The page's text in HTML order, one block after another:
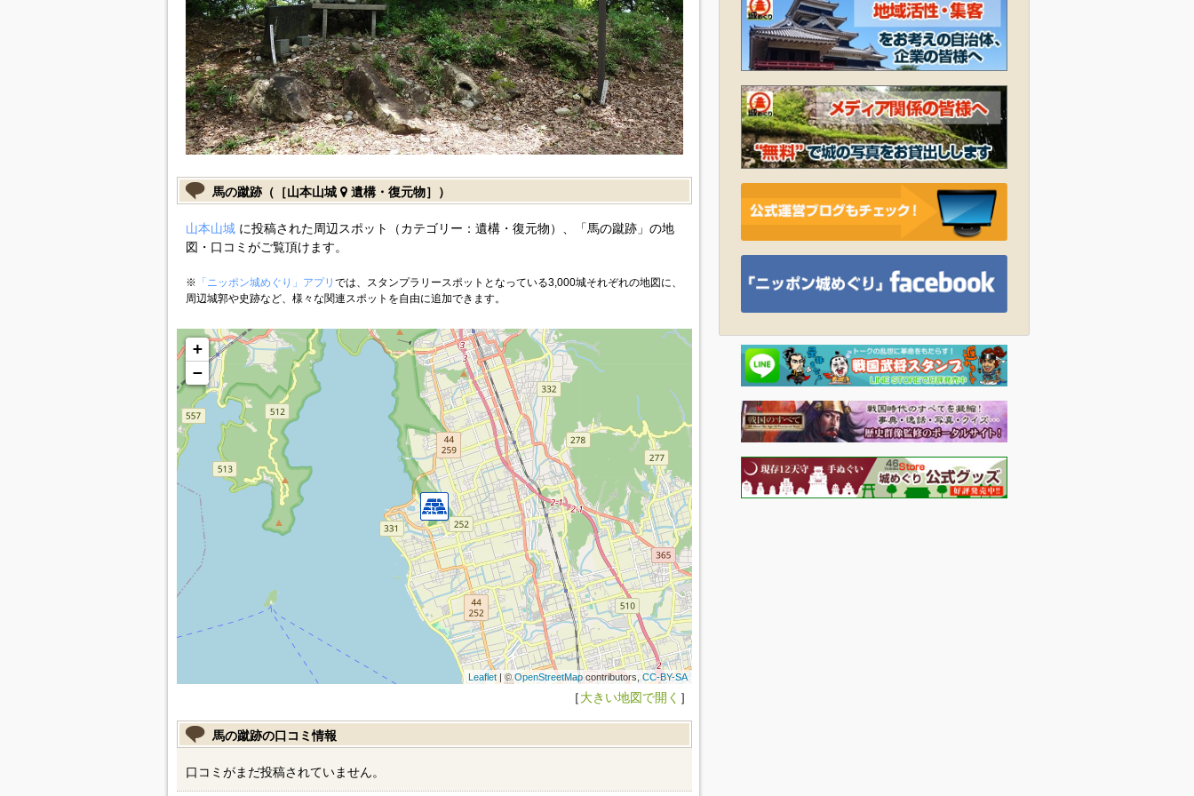
馬の蹴跡（［山本山城 遺構・復元物］）
山本山城に投稿された周辺スポット（カテゴリー：遺構・復元物）、「馬の蹴跡」の地
図・口コミがご覧頂けます。
※ 「ニッポン城めぐり」アプリ では、スタンプラリースポットとなっている3,000城それぞれの地図に、
周辺城郭や史跡など、様々な関連スポットを自由に追加できます。
+
−
Leaflet| ©OpenStreetMapcontributors, CC-BY-SA
［大きい地図で開く ］
馬の蹴跡の口コミ情報
口コミがまだ投稿されていません。